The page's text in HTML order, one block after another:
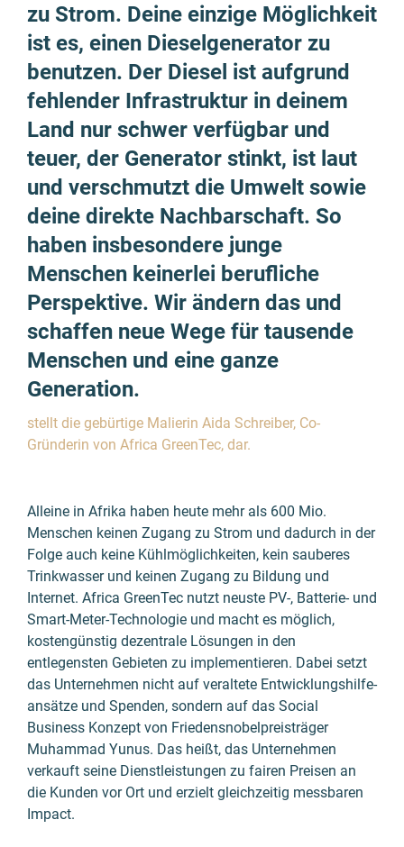
zu Strom. Deine einzige Möglichkeit
ist es, einen Diesel­generator zu
benutzen. Der Diesel ist aufgrund
fehlender Infra­struktur in deinem
Land nur schwer verfügbar und
teuer, der Generator stinkt, ist laut
und verschmutzt die Umwelt sowie
deine direkte Nachbar­schaft. So
haben insbesondere junge
Menschen keinerlei berufliche
Perspektive. Wir ändern das und
schaffen neue Wege für tausende
Menschen und eine ganze
Generation.
stellt die gebürtige Malierin Aida Schreiber, Co-
Gründerin von Africa GreenTec, dar.
Alleine in Afrika haben heute mehr als 600 Mio.
Menschen keinen Zugang zu Strom und dadurch in der
Folge auch keine Kühl­möglich­keiten, kein sauberes
Trink­wasser und keinen Zugang zu Bildung und
Internet. Africa GreenTec nutzt neuste PV-, Batterie- und
Smart-Meter-Technologie und macht es möglich,
kosten­günstig dezentrale Lösungen in den
entlegensten Gebieten zu implementieren. Dabei setzt
das Unternehmen nicht auf veraltete Entwicklungs­hilfe­
ansätze und Spenden, sondern auf das Social
Business Konzept von Friedens­nobel­preis­träger
Muhammad Yunus. Das heißt, das Unternehmen
verkauft seine Dienstleistungen zu fairen Preisen an
die Kunden vor Ort und erzielt gleichzeitig messbaren
Impact.